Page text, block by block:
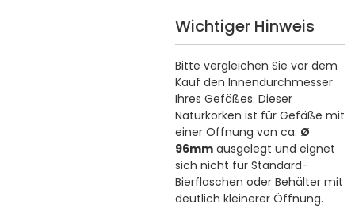
Wichtiger Hinweis
Bitte vergleichen Sie vor dem
Kauf den Innendurchmesser
Ihres Gefäßes. Dieser
Naturkorken ist für Gefäße mit
einer Öffnung von ca. Ø
96mmausgelegt und eignet
sich nicht für Standard-
Bierflaschen oder Behälter mit
deutlich kleinerer Öffnung.